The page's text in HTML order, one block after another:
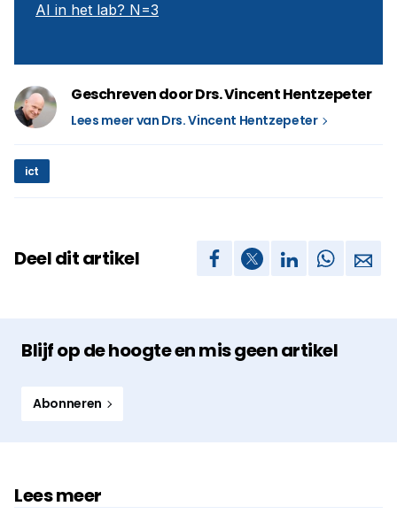
AI in het lab? N=3
Geschreven door Drs. Vincent Hentzepeter
Lees meer van Drs. Vincent Hentzepeter
ict
Deel dit artikel
Blijf op de hoogte en mis geen artikel
Abonneren
Lees meer